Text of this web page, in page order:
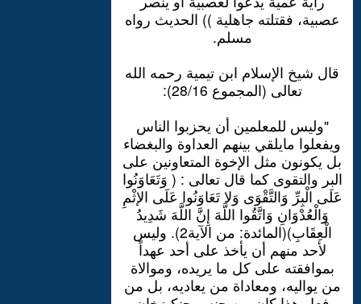
عصبية، فقتلته جاهلية )) الحديث رواه
مسلم.
قال شيخ الإسلام ابن تيمية رحمه الله
تعالى (المجموع 28/16):
"وليس للمعلمين أن يحزبوا الناس
ويفعلوا مايلقي بينهم العداوة والبغضاء
بل يكونون مثل الإخوة المتعاونين على
البر والتقوى كما قال تعالى : ( وَتَعَاوَنُوا
عَلَى الْبِرِّ وَالتَّقْوَى وَلا تَعَاوَنُوا عَلَى الإثْمِ
وَالْعُدْوَانِ وَاتَّقُوا اللَّهَ إِنَّ اللَّهَ شَدِيدُ
الْعِقَابِ)(المائدة: من الآية2). وليس
لأحد منهم أن يأخذ على أحد عهداً
بموافقته على كل ما يريده، وموالاة
من يواليه، ومعاداة من يعاديه، بل من